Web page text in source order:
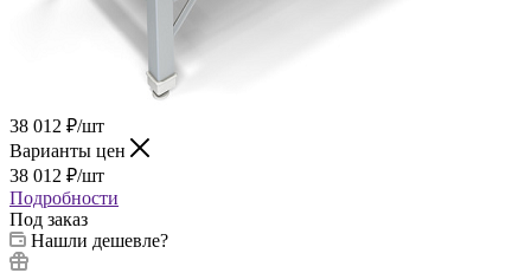
38 012 ₽/шт
Варианты цен
38 012 ₽/шт
Подробности
Под заказ
Нашли дешевле?